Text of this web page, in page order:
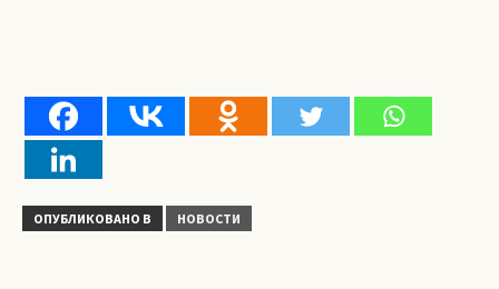
ОПУБЛИКОВАНО В НОВОСТИ